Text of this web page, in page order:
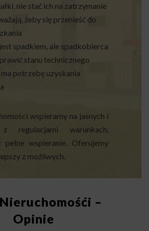
nie stać ich na zatrzymanie
żeby się przenieść do
spadkiem, ale spadkobierca
stanu technicznego
potrzebę uzyskania
wspieramy na jasnych i
regulacjami warunkach,
pełne wspieranie. Oferujemy
z możliwych.
Nieruchomośći –
Opinie